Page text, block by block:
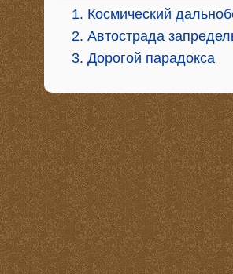
1. Космический
2. Автострада
3. Дорогой парадокса